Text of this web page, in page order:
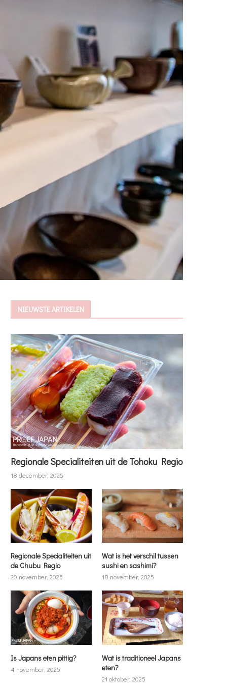
NIEUWSTE ARTIKELEN
Regionale Specialiteiten uit de Tohoku Regio
18 december, 2025
Regionale Specialiteiten uit
de Chubu Regio
20 november, 2025
Wat is het verschil tussen
sushi en sashimi?
18 november, 2025
Is Japans eten pittig?
4 november, 2025
Wat is traditioneel Japans
eten?
21 oktober, 2025